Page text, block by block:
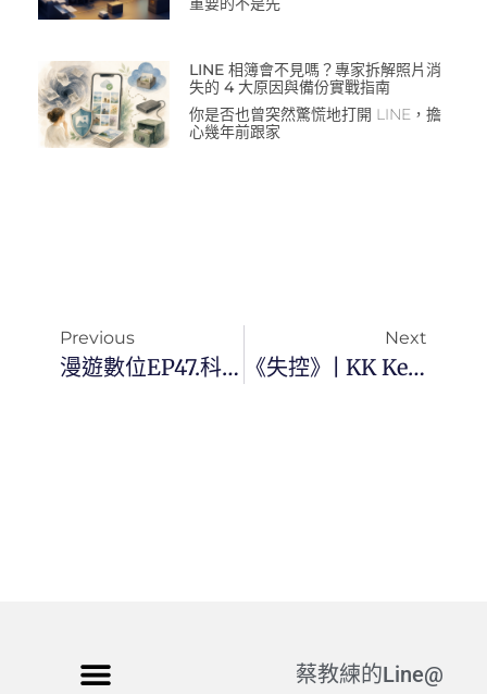
LINE 相簿會不見嗎？專家拆解照片消
失的 4 大原因與備份實戰指南
你是否也曾突然驚慌地打開 LINE，擔
心幾年前跟家
Previous
漫遊數位EP47.科技白話：增強您的 ChatGPT 機器人16個超實用 Chrome 擴充功能
Next
《失控》| KK Kevin Kelly
蔡教練的Line@